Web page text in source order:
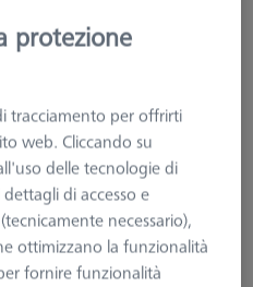
protezione
tracciamento per offrirti
web. Cliccando su
delle tecnologie di
di accesso e
necessario),
ottimizzano la funzionalità
fornire funzionalità